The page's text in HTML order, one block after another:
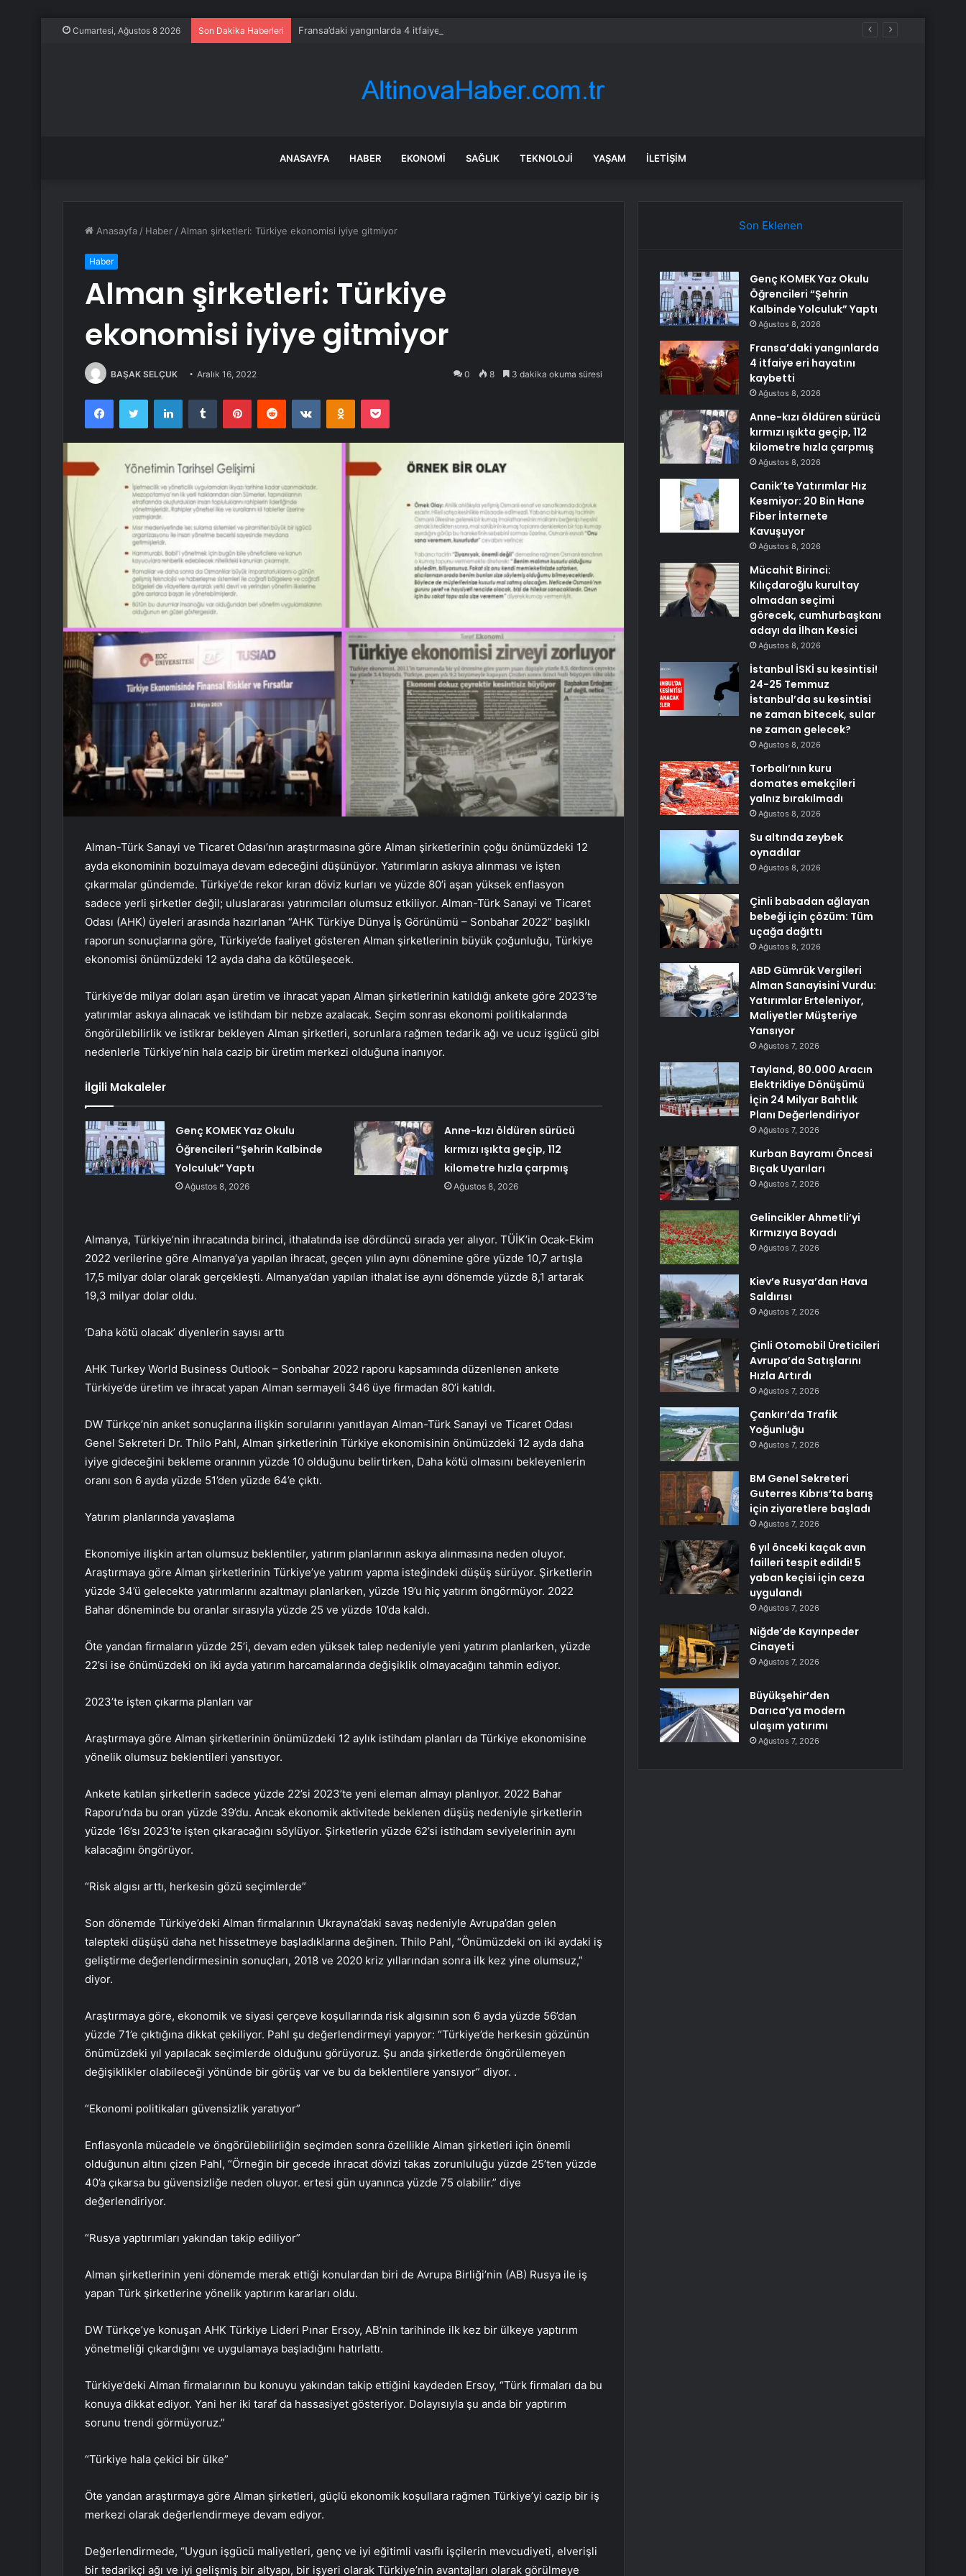
Cumartesi, Ağustos 8 2026 Son Dakika Haberleri Fransa’daki yangınlarda 4 itfaiye eri hayatını kaybetti
ANASAYFA HABER EKONOMI SAĞLIK TEKNOLOJI YAŞAM İLETIŞIM
Anasayfa / Haber / Alman şirketleri: Türkiye ekonomisi iyiye gitmiyor
Haber
Alman şirketleri: Türkiye
ekonomisi iyiye gitmiyor
BAŞAK SELÇUK Aralık 16, 2022 0 8 3 dakika okuma süresi
FacebookTwitter LinkedInTumblr PinterestReddit VKontakteOdnoklassniki
Pocket
Alman-Türk Sanayi ve Ticaret Odası’nın araştırmasına göre Alman şirketlerinin çoğu önümüzdeki 12
ayda ekonominin bozulmaya devam edeceğini düşünüyor. Yatırımların askıya alınması ve işten
çıkarmalar gündemde. Türkiye’de rekor kıran döviz kurları ve yüzde 80’i aşan yüksek enflasyon
sadece yerli şirketler değil; uluslararası yatırımcıları olumsuz etkiliyor. Alman-Türk Sanayi ve Ticaret
Odası (AHK) üyeleri arasında hazırlanan “AHK Türkiye Dünya İş Görünümü – Sonbahar 2022” başlıklı
raporun sonuçlarına göre, Türkiye’de faaliyet gösteren Alman şirketlerinin büyük çoğunluğu, Türkiye
ekonomisi önümüzdeki 12 ayda daha da kötüleşecek.
Türkiye’de milyar doları aşan üretim ve ihracat yapan Alman şirketlerinin katıldığı ankete göre 2023’te
yatırımlar askıya alınacak ve istihdam bir nebze azalacak. Seçim sonrası ekonomi politikalarında
öngörülebilirlik ve istikrar bekleyen Alman şirketleri, sorunlara rağmen tedarik ağı ve ucuz işgücü gibi
nedenlerle Türkiye’nin hala cazip bir üretim merkezi olduğuna inanıyor.
İlgili Makaleler
Genç KOMEK Yaz Okulu
Öğrencileri “Şehrin Kalbinde
Yolculuk” Yaptı
Ağustos 8, 2026
Anne-kızı öldüren sürücü
kırmızı ışıkta geçip, 112
kilometre hızla çarpmış
Ağustos 8, 2026
Almanya, Türkiye’nin ihracatında birinci, ithalatında ise dördüncü sırada yer alıyor. TÜİK’in Ocak-Ekim
2022 verilerine göre Almanya’ya yapılan ihracat, geçen yılın aynı dönemine göre yüzde 10,7 artışla
17,5 milyar dolar olarak gerçekleşti. Almanya’dan yapılan ithalat ise aynı dönemde yüzde 8,1 artarak
19,3 milyar dolar oldu.
‘Daha kötü olacak’ diyenlerin sayısı arttı
AHK Turkey World Business Outlook – Sonbahar 2022 raporu kapsamında düzenlenen ankete
Türkiye’de üretim ve ihracat yapan Alman sermayeli 346 üye firmadan 80’i katıldı.
DW Türkçe’nin anket sonuçlarına ilişkin sorularını yanıtlayan Alman-Türk Sanayi ve Ticaret Odası
Genel Sekreteri Dr. Thilo Pahl, Alman şirketlerinin Türkiye ekonomisinin önümüzdeki 12 ayda daha
iyiye gideceğini bekleme oranının yüzde 10 olduğunu belirtirken, Daha kötü olmasını bekleyenlerin
oranı son 6 ayda yüzde 51’den yüzde 64’e çıktı.
Yatırım planlarında yavaşlama
Ekonomiye ilişkin artan olumsuz beklentiler, yatırım planlarının askıya alınmasına neden oluyor.
Araştırmaya göre Alman şirketlerinin Türkiye’ye yatırım yapma isteğindeki düşüş sürüyor. Şirketlerin
yüzde 34’ü gelecekte yatırımlarını azaltmayı planlarken, yüzde 19’u hiç yatırım öngörmüyor. 2022
Bahar döneminde bu oranlar sırasıyla yüzde 25 ve yüzde 10’da kaldı.
Öte yandan firmaların yüzde 25’i, devam eden yüksek talep nedeniyle yeni yatırım planlarken, yüzde
22’si ise önümüzdeki on iki ayda yatırım harcamalarında değişiklik olmayacağını tahmin ediyor.
2023’te işten çıkarma planları var
Araştırmaya göre Alman şirketlerinin önümüzdeki 12 aylık istihdam planları da Türkiye ekonomisine
yönelik olumsuz beklentileri yansıtıyor.
Ankete katılan şirketlerin sadece yüzde 22’si 2023’te yeni eleman almayı planlıyor. 2022 Bahar
Raporu’nda bu oran yüzde 39’du. Ancak ekonomik aktivitede beklenen düşüş nedeniyle şirketlerin
yüzde 16’sı 2023’te işten çıkaracağını söylüyor. Şirketlerin yüzde 62’si istihdam seviyelerinin aynı
kalacağını öngörüyor.
“Risk algısı arttı, herkesin gözü seçimlerde”
Son dönemde Türkiye’deki Alman firmalarının Ukrayna’daki savaş nedeniyle Avrupa’dan gelen
talepteki düşüşü daha net hissetmeye başladıklarına değinen. Thilo Pahl, “Önümüzdeki on iki aydaki iş
geliştirme değerlendirmesinin sonuçları, 2018 ve 2020 kriz yıllarından sonra ilk kez yine olumsuz,”
diyor.
Araştırmaya göre, ekonomik ve siyasi çerçeve koşullarında risk algısının son 6 ayda yüzde 56’dan
yüzde 71’e çıktığına dikkat çekiliyor. Pahl şu değerlendirmeyi yapıyor: “Türkiye’de herkesin gözünün
önümüzdeki yıl yapılacak seçimlerde olduğunu görüyoruz. Şu anda şirketlerde öngörülemeyen
değişiklikler olabileceği yönünde bir görüş var ve bu da beklentilere yansıyor” diyor. .
“Ekonomi politikaları güvensizlik yaratıyor”
Enflasyonla mücadele ve öngörülebilirliğin seçimden sonra özellikle Alman şirketleri için önemli
olduğunun altını çizen Pahl, “Örneğin bir gecede ihracat dövizi takas zorunluluğu yüzde 25’ten yüzde
40’a çıkarsa bu güvensizliğe neden oluyor. ertesi gün uyanınca yüzde 75 olabilir.” diye
değerlendiriyor.
“Rusya yaptırımları yakından takip ediliyor”
Alman şirketlerinin yeni dönemde merak ettiği konulardan biri de Avrupa Birliği’nin (AB) Rusya ile iş
yapan Türk şirketlerine yönelik yaptırım kararları oldu.
DW Türkçe’ye konuşan AHK Türkiye Lideri Pınar Ersoy, AB’nin tarihinde ilk kez bir ülkeye yaptırım
yönetmeliği çıkardığını ve uygulamaya başladığını hatırlattı.
Türkiye’deki Alman firmalarının bu konuyu yakından takip ettiğini kaydeden Ersoy, “Türk firmaları da bu
konuya dikkat ediyor. Yani her iki taraf da hassasiyet gösteriyor. Dolayısıyla şu anda bir yaptırım
sorunu trendi görmüyoruz.”
“Türkiye hala çekici bir ülke”
Öte yandan araştırmaya göre Alman şirketleri, güçlü ekonomik koşullara rağmen Türkiye’yi cazip bir iş
merkezi olarak değerlendirmeye devam ediyor.
Değerlendirmede, “Uygun işgücü maliyetleri, genç ve iyi eğitimli vasıflı işçilerin mevcudiyeti, elverişli
bir tedarikçi ağı ve iyi gelişmiş bir altyapı, bir işyeri olarak Türkiye’nin avantajları olarak görülmeye
Son Eklenen
Genç KOMEK Yaz Okulu
Öğrencileri “Şehrin
Kalbinde Yolculuk” Yaptı
Ağustos 8, 2026
Fransa’daki yangınlarda
4 itfaiye eri hayatını
kaybetti
Ağustos 8, 2026
Anne-kızı öldüren sürücü
kırmızı ışıkta geçip, 112
kilometre hızla çarpmış
Ağustos 8, 2026
Canik’te Yatırımlar Hız
Kesmiyor: 20 Bin Hane
Fiber İnternete
Kavuşuyor
Ağustos 8, 2026
Mücahit Birinci:
Kılıçdaroğlu kurultay
olmadan seçimi
görecek, cumhurbaşkanı
adayı da İlhan Kesici
Ağustos 8, 2026
İstanbul İSKİ su kesintisi!
24-25 Temmuz
İstanbul’da su kesintisi
ne zaman bitecek, sular
ne zaman gelecek?
Ağustos 8, 2026
Torbalı’nın kuru
domates emekçileri
yalnız bırakılmadı
Ağustos 8, 2026
Su altında zeybek
oynadılar
Ağustos 8, 2026
Çinli babadan ağlayan
bebeği için çözüm: Tüm
uçağa dağıttı
Ağustos 8, 2026
ABD Gümrük Vergileri
Alman Sanayisini Vurdu:
Yatırımlar Erteleniyor,
Maliyetler Müşteriye
Yansıyor
Ağustos 7, 2026
Tayland, 80.000 Aracın
Elektrikliye Dönüşümü
İçin 24 Milyar Bahtlık
Planı Değerlendiriyor
Ağustos 7, 2026
Kurban Bayramı Öncesi
Bıçak Uyarıları
Ağustos 7, 2026
Gelincikler Ahmetli’yi
Kırmızıya Boyadı
Ağustos 7, 2026
Kiev’e Rusya’dan Hava
Saldırısı
Ağustos 7, 2026
Çinli Otomobil Üreticileri
Avrupa’da Satışlarını
Hızla Artırdı
Ağustos 7, 2026
Çankırı’da Trafik
Yoğunluğu
Ağustos 7, 2026
BM Genel Sekreteri
Guterres Kıbrıs’ta barış
için ziyaretlere başladı
Ağustos 7, 2026
6 yıl önceki kaçak avın
failleri tespit edildi! 5
yaban keçisi için ceza
uygulandı
Ağustos 7, 2026
Niğde’de Kayınpeder
Cinayeti
Ağustos 7, 2026
Büyükşehir’den
Darıca’ya modern
ulaşım yatırımı
Ağustos 7, 2026